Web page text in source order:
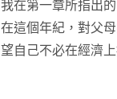
我在第一章所指出
在這個年紀，對父
望自己不必在經濟